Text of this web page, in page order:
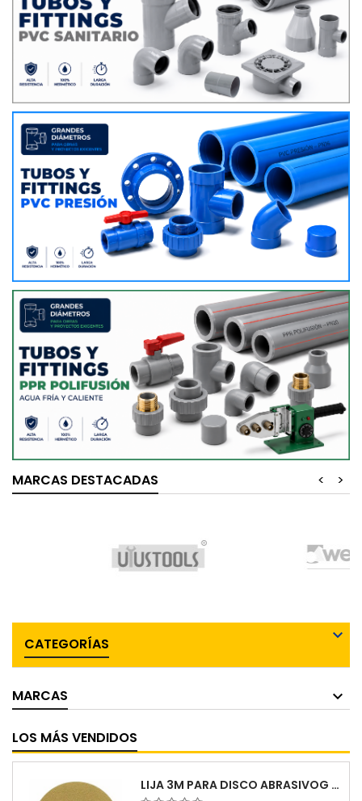
MARCAS DESTACADAS >
<
CATEGORÍAS
MARCAS
LOS MÁS VENDIDOS
LIJA 3M PARA DISCO ABRASIVOG 100